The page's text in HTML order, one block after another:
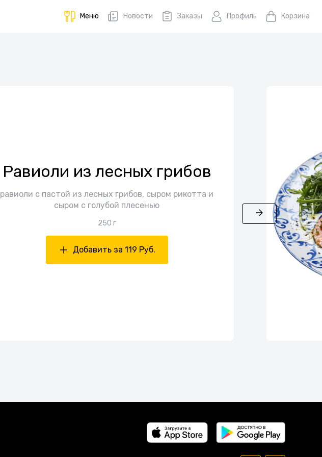
Меню Новости Заказы Профиль Корзина
Равиоли из лесных грибов
равиоли с пастой из лесных грибов, сыром рикотта и
сыром с голубой плесенью
250 г
Добавить за 119 Руб.